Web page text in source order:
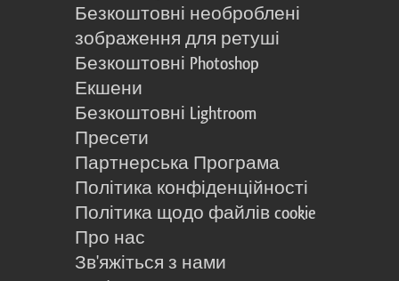
Безкоштовні необроблені
зображення для ретуші
Безкоштовні Photoshop
Екшени
Безкоштовні Lightroom
Пресети
Партнерська Програма
Політика конфіденційності
Політика щодо файлів cookie
Про нас
Зв'яжіться з нами